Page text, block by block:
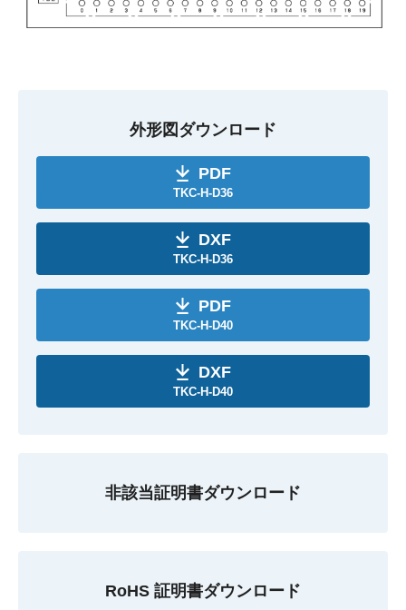
外形図ダウンロード
PDF
TKC-H-D36
DXF
TKC-H-D36
PDF
TKC-H-D40
DXF
TKC-H-D40
非該当証明書ダウンロード
RoHS 証明書ダウンロード